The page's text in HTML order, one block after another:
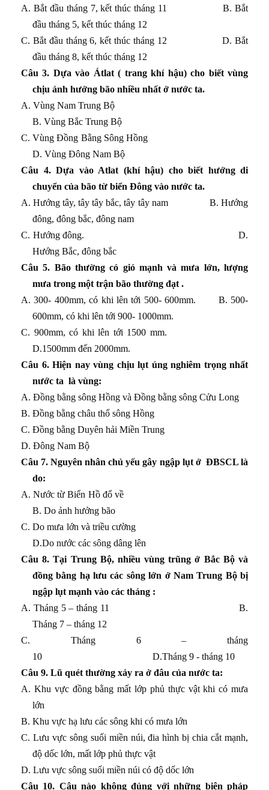
A. Bắt đầu tháng 7, kết thúc tháng 11 B. Bắt
đầu tháng 5, kết thúc tháng 12
C. Bắt đầu tháng 6, kết thúc tháng 12 D. Bắt
đầu tháng 8, kết thúc tháng 12
Câu 3. Dựa vào Átlat ( trang khí hậu) cho biết vùng
chịu ảnh hưởng bão nhiều nhất ở nước ta.
A. Vùng Nam Trung Bộ
B. Vùng Bắc Trung Bộ
C. Vùng Đồng Bằng Sông Hồng
D. Vùng Đông Nam Bộ
Câu 4. Dựa vào Atlat (khí hậu) cho biết hướng di
chuyển của bão từ biển Đông vào nước ta.
A. Hướng tây, tây tây bắc, tây tây nam B. Hướng
đông, đông bắc, đông nam
C. Hướng đông. D.
Hướng Bắc, đông bắc
Câu 5. Bão thường có gió mạnh và mưa lớn, lượng
mưa trong một trận bão thường đạt .
A. 300- 400mm, có khi lên tới 500- 600mm. B. 500-
600mm, có khi lên tới 900- 1000mm.
C. 900mm, có khi lên tới 1500 mm.
D.1500mm đến 2000mm.
Câu 6. Hiện nay vùng chịu lụt úng nghiêm trọng nhất
nước ta là vùng:
A. Đồng bằng sông Hồng và Đồng bằng sông Cửu Long
B. Đồng bằng châu thổ sông Hồng
C. Đồng bằng Duyên hải Miền Trung
D. Đông Nam Bộ
Câu 7. Nguyên nhân chủ yếu gây ngập lụt ở ĐBSCL là
do:
A. Nước từ Biển Hồ đổ về
B. Do ảnh hưởng bão
C. Do mưa lớn và triều cường
D.Do nước các sông dâng lên
Câu 8. Tại Trung Bộ, nhiều vùng trũng ở Bắc Bộ và
đồng bằng hạ lưu các sông lớn ở Nam Trung Bộ bị
ngập lụt mạnh vào các tháng :
A. Tháng 5 – tháng 11
B.
Tháng 7 – tháng 12
C. Tháng 6 – tháng
10
D.Tháng 9 - tháng 10
Câu 9. Lũ quét thường xảy ra ở đâu của nước ta:
A. Khu vực đồng bằng mất lớp phủ thực vật khi có mưa
lớn
B. Khu vực hạ lưu các sông khi có mưa lớn
C. Lưu vực sông suối miền núi, đia hình bị chia cắt mạnh,
độ dốc lớn, mất lớp phủ thực vật
D. Lưu vực sông suối miền núi có độ dốc lớn
Câu 10. Câu nào không đúng với những biện pháp